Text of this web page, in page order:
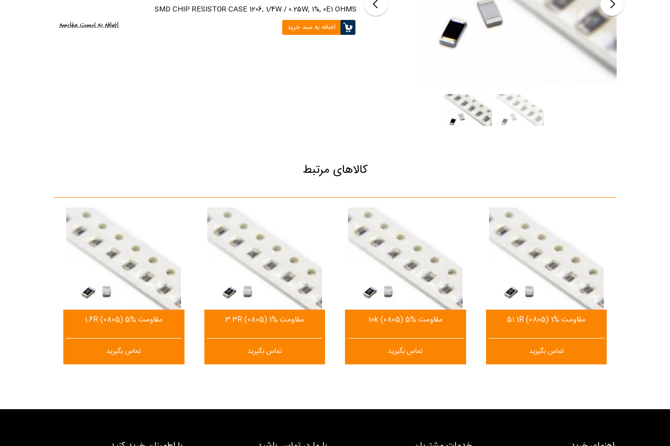
SMD CHIP RESISTOR CASE 1206, 1/4W / 0.25W, 1%, 0E1 OHMS
اضافه به سبد خرید اضافه به لیست مقایسه
کالاهای مرتبط
مقاومت 1.6R (0805) 5%
تماس بگیرید
مقاومت 3.3R (0805) 1%
تماس بگیرید
مقاومت 10k (0805) 5%
تماس بگیرید
مقاومت 51.1R (0805) 1%
تماس بگیرید